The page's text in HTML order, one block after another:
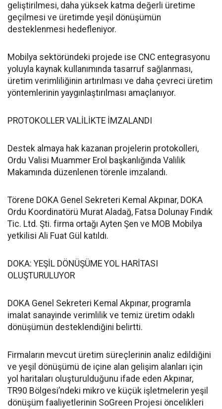
geliştirilmesi, daha yüksek katma değerli üretime
geçilmesi ve üretimde yeşil dönüşümün
desteklenmesi hedefleniyor.
Mobilya sektöründeki projede ise CNC entegrasyonu
yoluyla kaynak kullanımında tasarruf sağlanması,
üretim verimliliğinin artırılması ve daha çevreci üretim
yöntemlerinin yaygınlaştırılması amaçlanıyor.
PROTOKOLLER VALİLİKTE İMZALANDI
Destek almaya hak kazanan projelerin protokolleri,
Ordu Valisi Muammer Erol başkanlığında Valilik
Makamında düzenlenen törenle imzalandı.
Törene DOKA Genel Sekreteri Kemal Akpınar, DOKA
Ordu Koordinatörü Murat Aladağ, Fatsa Dolunay Fındık
Tic. Ltd. Şti. firma ortağı Ayten Şen ve MOB Mobilya
yetkilisi Ali Fuat Gül katıldı.
DOKA: YEŞİL DÖNÜŞÜME YOL HARİTASI
OLUŞTURULUYOR
DOKA Genel Sekreteri Kemal Akpınar, programla
imalat sanayinde verimlilik ve temiz üretim odaklı
dönüşümün desteklendiğini belirtti.
Firmaların mevcut üretim süreçlerinin analiz edildiğini
ve yeşil dönüşümü de içine alan gelişim alanları için
yol haritaları oluşturulduğunu ifade eden Akpınar,
TR90 Bölgesi’ndeki mikro ve küçük işletmelerin yeşil
dönüşüm faaliyetlerinin SoGreen Projesi öncelikleri